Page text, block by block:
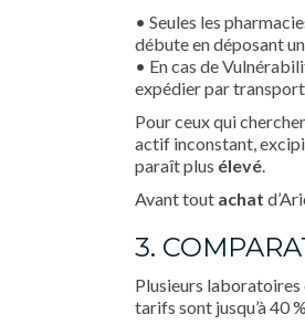
• Seules les
débute en déposant
• En cas de
expédier par
Pour ceux qui
actif inconstant,
paraît plus élevé.
Avant tout achat
3.
Plusieurs laboratoires
tarifs sont jusqu’à 40